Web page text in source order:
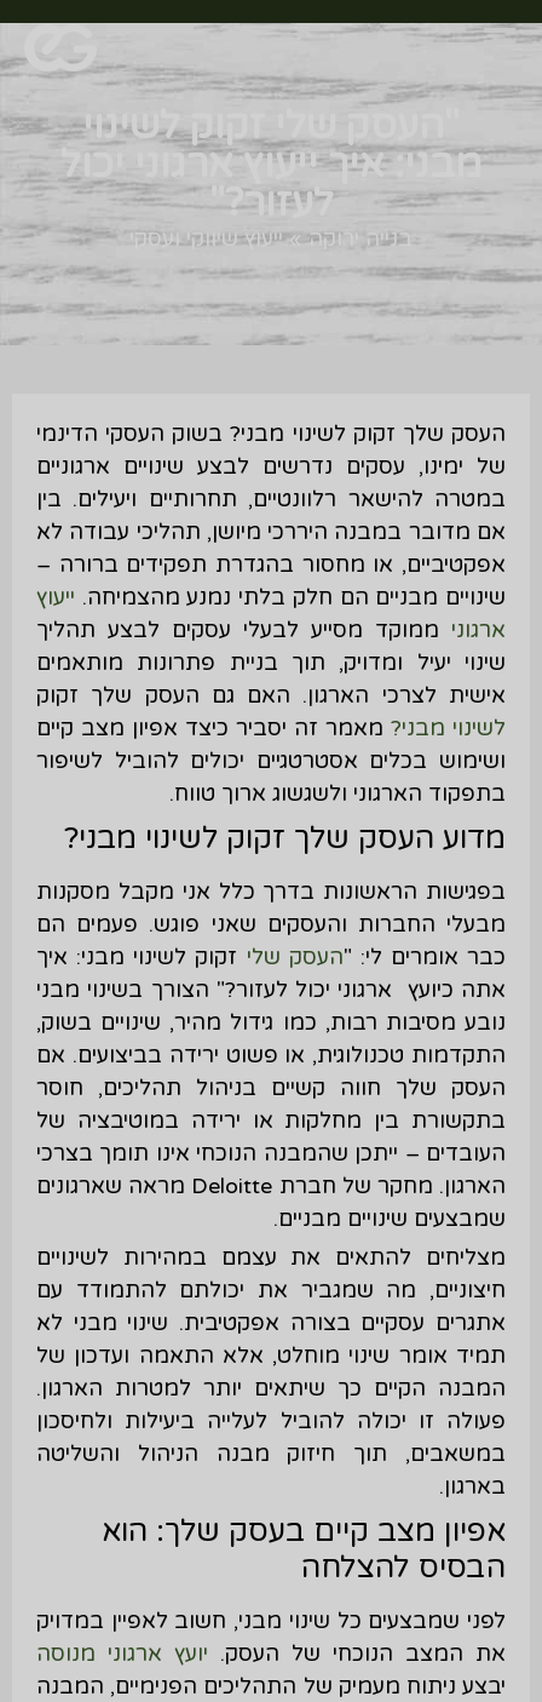
"העסק שלי זקוק לשינוי
מבני: איך ייעוץ ארגוני יכול
לעזור?"
בנייה ירוקה»ייעוץ שיווקי ועסקי
העסק שלך זקוק לשינוי מבני? בשוק העסקי הדינמי
של ימינו, עסקים נדרשים לבצע שינויים ארגוניים
במטרה להישאר רלוונטיים, תחרותיים ויעילים. בין
אם מדובר במבנה היררכי מיושן, תהליכי עבודה לא
אפקטיביים, או מחסור בהגדרת תפקידים ברורה –
שינויים מבניים הם חלק בלתי נמנע מהצמיחה. ייעוץ
ארגוני ממוקד מסייע לבעלי עסקים לבצע תהליך
שינוי יעיל ומדויק, תוך בניית פתרונות מותאמים
אישית לצרכי הארגון. האם גם העסק שלך זקוק
לשינוי מבני? מאמר זה יסביר כיצד אפיון מצב קיים
ושימוש בכלים אסטרטגיים יכולים להוביל לשיפור
בתפקוד הארגוני ולשגשוג ארוך טווח.
מדוע העסק שלך זקוק לשינוי מבני?
בפגישות הראשונות בדרך כלל אני מקבל מסקנות
מבעלי החברות והעסקים שאני פוגש. פעמים הם
כבר אומרים לי: "העסק שלי זקוק לשינוי מבני: איך
אתה כיועץ ארגוני יכול לעזור?" הצורך בשינוי מבני
נובע מסיבות רבות, כמו גידול מהיר, שינויים בשוק,
התקדמות טכנולוגית, או פשוט ירידה בביצועים. אם
העסק שלך חווה קשיים בניהול תהליכים, חוסר
בתקשורת בין מחלקות או ירידה במוטיבציה של
העובדים – ייתכן שהמבנה הנוכחי אינו תומך בצרכי
הארגון. מחקר של חברת Deloitte מראה שארגונים
שמבצעים שינויים מבניים.
מצליחים להתאים את עצמם במהירות לשינויים
חיצוניים, מה שמגביר את יכולתם להתמודד עם
אתגרים עסקיים בצורה אפקטיבית. שינוי מבני לא
תמיד אומר שינוי מוחלט, אלא התאמה ועדכון של
המבנה הקיים כך שיתאים יותר למטרות הארגון.
פעולה זו יכולה להוביל לעלייה ביעילות ולחיסכון
במשאבים, תוך חיזוק מבנה הניהול והשליטה
בארגון.
אפיון מצב קיים בעסק שלך: הוא
הבסיס להצלחה
לפני שמבצעים כל שינוי מבני, חשוב לאפיין במדויק
את המצב הנוכחי של העסק. יועץ ארגוני מנוסה
יבצע ניתוח מעמיק של התהליכים הפנימיים, המבנה